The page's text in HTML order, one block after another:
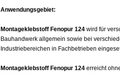
Anwendungsgebiet:
Montageklebstoff Fenopur 124 wird für
Bauhandwerk allgemein sowie bei
Industriebereichen in Fachbetrieben
Montageklebstoff Fenopur 124 erreicht